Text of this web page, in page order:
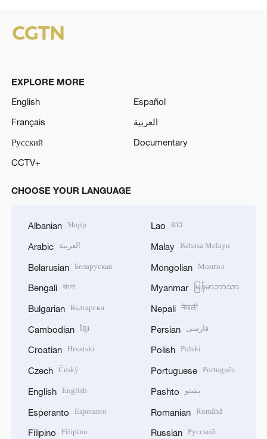
EXPLORE MORE
English
Español
Français
العربية
Русский
Documentary
CCTV+
CHOOSE YOUR LANGUAGE
Albanian Shqip
Arabic العربية
Belarusian Беларуская
Bengali বাংলা
Bulgarian Български
Cambodian ខ្មែរ
Croatian Hrvatski
Czech Český
English English
Esperanto Esperanto
Filipino Filipino
Lao ລາວ
Malay Bahasa Melayu
Mongolian Монгол
Myanmar မြန်မာဘာသာ
Nepali नेपाली
Persian فارسی
Polish Polski
Portuguese Português
Pashto پښتو
Romanian Română
Russian Русский